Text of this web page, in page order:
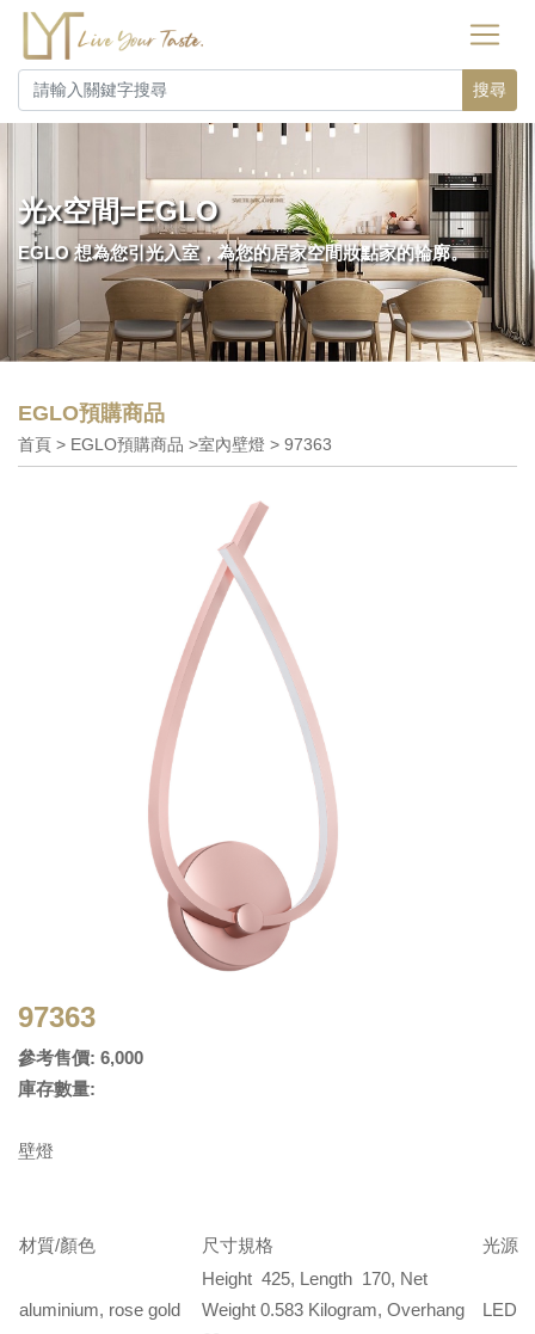
搜尋
光x空間=EGLO
EGLO 想為您引光入室，為您的居家空間妝點家的輪廓。
EGLO預購商品
首頁 > EGLO預購商品 >室內壁燈 > 97363
97363
參考售價: 6,000
庫存數量:
壁燈
材質/顏色 尺寸規格 光源
aluminium, rose gold
Height 425, Length 170, Net
Weight 0.583 Kilogram, Overhang
LED